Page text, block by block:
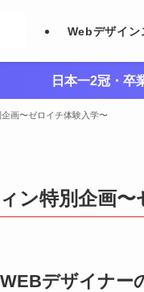
Webデザイン
日本一2冠・卒
画〜ゼロイチ体験入学〜
ン特別企画
デザイナー